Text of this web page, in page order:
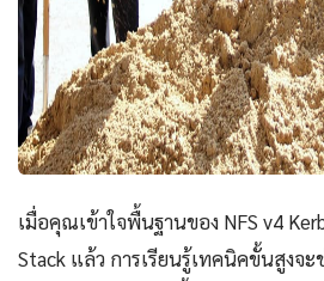
เมื่อคุณเข้าใจพื้นฐานของ NFS v4
Stack แล้ว การเรียนรู้เทคนิคขั้นสูงจ